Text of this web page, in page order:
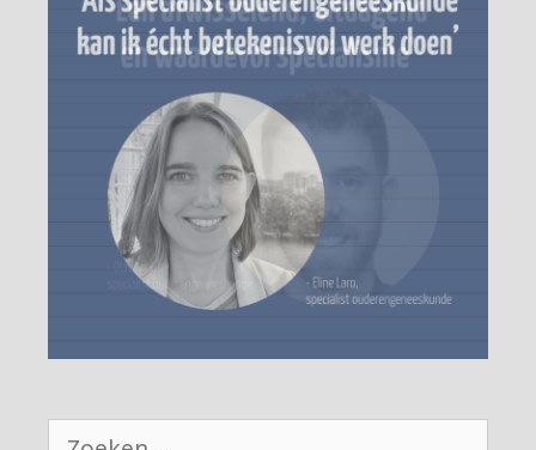
Zoek